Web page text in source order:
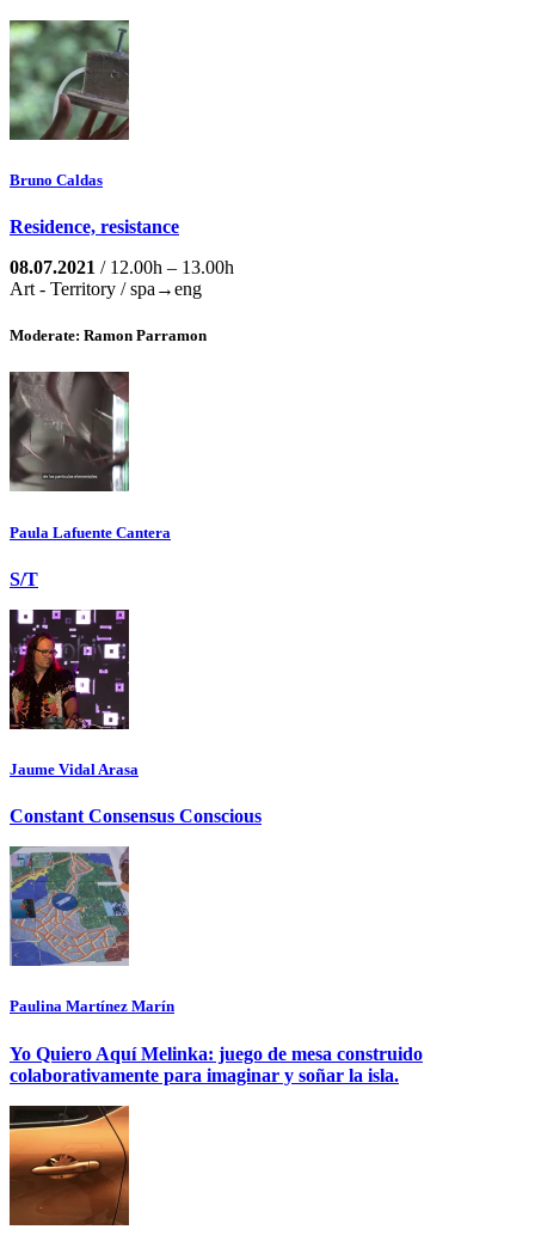
Bruno Caldas
Residence, resistance
08.07.2021 / 12.00h – 13.00h
Art - Territory / spa→eng
Moderate: Ramon Parramon
Paula Lafuente Cantera
S/T
Jaume Vidal Arasa
Constant Consensus Conscious
Paulina Martínez Marín
Yo Quiero Aquí Melinka: juego de mesa construido
colaborativamente para imaginar y soñar la isla.